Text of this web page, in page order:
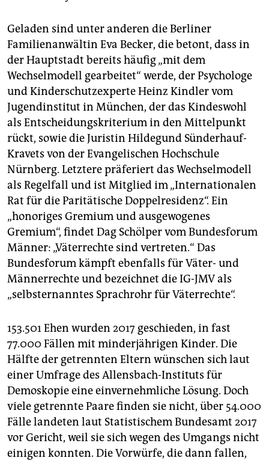
Geladen sind unter anderen die Berliner
Familienanwältin Eva Becker, die betont, dass in
der Hauptstadt bereits häufig „mit dem
Wechselmodell gearbeitet“ werde, der Psychologe
und Kinderschutzexperte Heinz Kindler vom
Jugendinstitut in München, der das Kindeswohl
als Entscheidungskriterium in den Mittelpunkt
rückt, sowie die Juristin Hildegund Sünderhauf-
Kravets von der Evangelischen Hochschule
Nürnberg. Letztere präferiert das Wechselmodell
als Regelfall und ist Mitglied im „Interna­tio­nalen
Rat für die Paritätische Doppelresidenz“. Ein
„honoriges Gremium und ausgewogenes
Gremium“, findet Dag Schölper vom Bundesforum
Männer: „Väterrechte sind vertreten.“ Das
Bundesforum kämpft ebenfalls für Väter- und
Männerrechte und bezeichnet die IG-JMV als
„selbsternanntes Sprachrohr für Väterrechte“.
153.501 Ehen wurden 2017 geschieden, in fast
77.000 Fällen mit minderjährigen Kinder. Die
Hälfte der getrennten Eltern wünschen sich laut
einer Umfrage des Allensbach-Instituts für
Demoskopie eine einvernehmliche Lösung. Doch
viele getrennte Paare finden sie nicht, über 54.000
Fälle landeten laut Statistischem Bundesamt 2017
vor Gericht, weil sie sich wegen des Umgangs nicht
einigen konnten. Die Vorwürfe, die dann fallen,